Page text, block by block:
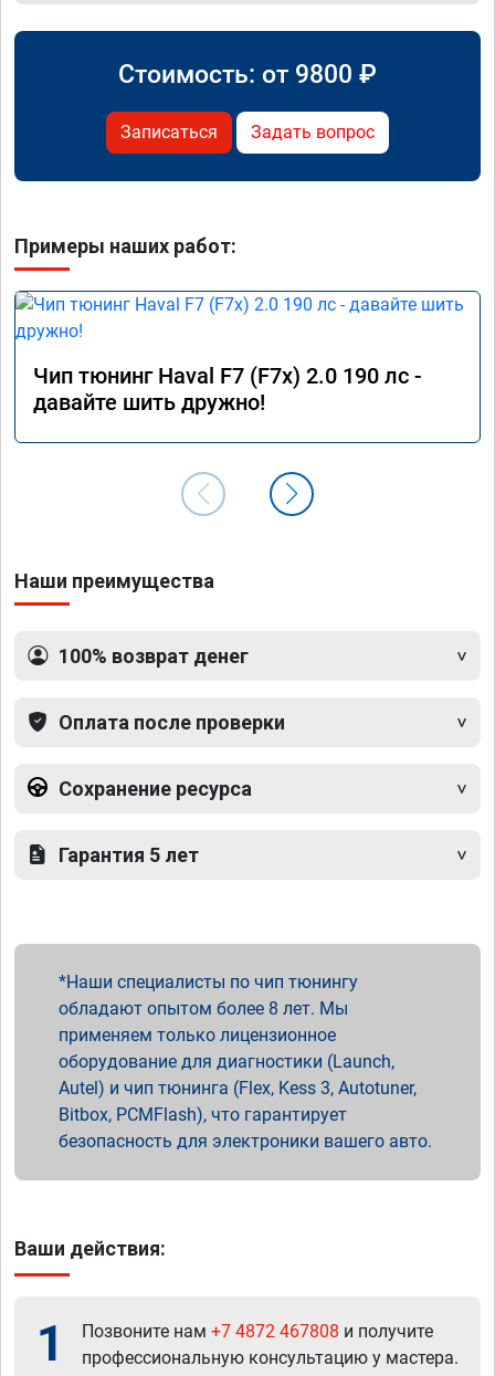
Стоимость: от 9800 ₽
Записаться Задать вопрос
Примеры наших работ:
Чип тюнинг Haval F7 (F7x) 2.0 190 лс -
давайте шить дружно!
Наши преимущества
100% возврат денег
Оплата после проверки
Сохранение ресурса
Гарантия 5 лет
Наши специалисты по чип тюнингу
обладают опытом более 8 лет. Мы
применяем только лицензионное
оборудование для диагностики (Launch,
Autel) и чип тюнинга (Flex, Kess 3, Autotuner,
Bitbox, PCMFlash), что гарантирует
безопасность для электроники вашего авто.
Ваши действия:
1 Позвоните нам +7 4872 467808 и получите
профессиональную консультацию у мастера.